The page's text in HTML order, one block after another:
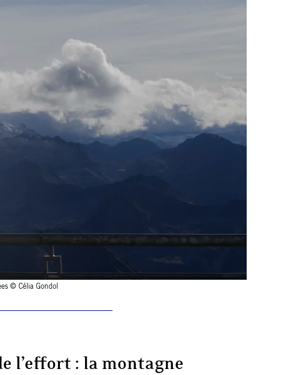
© Célia Gondol
l’effort : la montagne